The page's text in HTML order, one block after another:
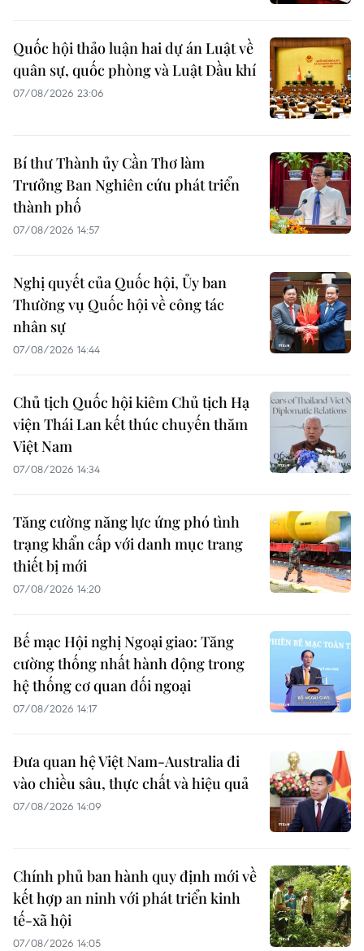
Quốc hội thảo luận hai dự án Luật về
quân sự, quốc phòng và Luật Dầu khí
07/08/2026 23:06
Bí thư Thành ủy Cần Thơ làm
Trưởng Ban Nghiên cứu phát triển
thành phố
07/08/2026 14:57
Nghị quyết của Quốc hội, Ủy ban
Thường vụ Quốc hội về công tác
nhân sự
07/08/2026 14:44
Chủ tịch Quốc hội kiêm Chủ tịch Hạ
viện Thái Lan kết thúc chuyến thăm
Việt Nam
07/08/2026 14:34
Tăng cường năng lực ứng phó tình
trạng khẩn cấp với danh mục trang
thiết bị mới
07/08/2026 14:20
Bế mạc Hội nghị Ngoại giao: Tăng
cường thống nhất hành động trong
hệ thống cơ quan đối ngoại
07/08/2026 14:17
Đưa quan hệ Việt Nam-Australia đi
vào chiều sâu, thực chất và hiệu quả
07/08/2026 14:09
Chính phủ ban hành quy định mới về
kết hợp an ninh với phát triển kinh
tế-xã hội
07/08/2026 14:05